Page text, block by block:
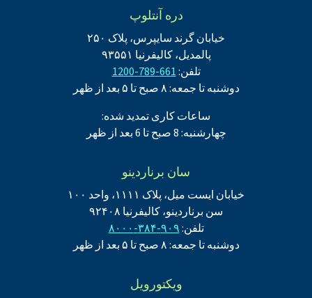
دره آنتلوپ
خیابان گرند سایپرس، پلاک ۲۵۰
پالمدیل، کالیفرنیا ۹۳۵۵۱
تلفن:661-789-1200
دوشنبه تا جمعه: ۸ صبح تا ۵ بعد از ظهر
ساعات کاری تمدید شده:
چهارشنبه: 8 صبح تا 6 بعد از ظهر
سان برناردینو
خیابان ایست میل، پلاک ۱۱۱۱، واحد ۱۰۰
سن برناردینو، کالیفرنیا ۹۲۴۰۸
تلفن:۹۰۹-۳۸۴-۸۰۰۰
دوشنبه تا جمعه: ۸ صبح تا ۵ بعد از ظهر
ویکتورویل